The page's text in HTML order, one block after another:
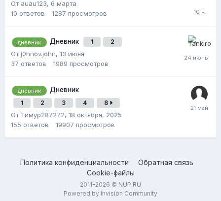
От auau123, 6 марта
10 ответов 1287 просмотров
дневник Дневник 1 2
От j0hnov.john, 13 июня
37 ответов 1989 просмотров
дневник Дневник
1 2 3 4 8
От Тимур287272, 18 октября, 2025
155 ответов 19907 просмотров
Политика конфиденциальности
Обратная связь
Cookie-файлы
2011-2026 © NUP.RU
Powered by Invision Community